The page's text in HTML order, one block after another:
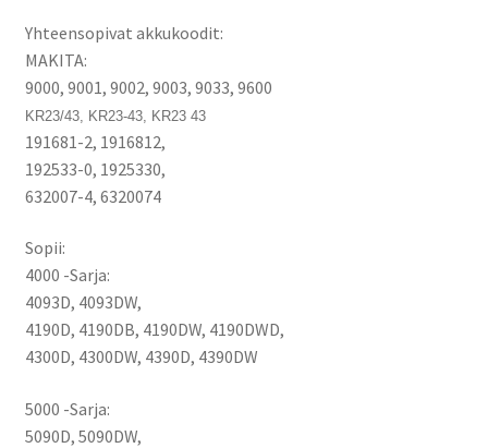
KR23/43
Stick,
kiinalainen
tarvikeakkukenno
määrä
Yhteensopivat akkukoodit:
MAKITA:
9000, 9001, 9002, 9003, 9033, 9600
KR23/43, KR23-43, KR23 43
191681-2, 1916812,
192533-0, 1925330,
632007-4, 6320074
Sopii:
4000 -Sarja:
4093D, 4093DW,
4190D, 4190DB, 4190DW, 4190DWD,
4300D, 4300DW, 4390D, 4390DW
5000 -Sarja:
5090D, 5090DW,